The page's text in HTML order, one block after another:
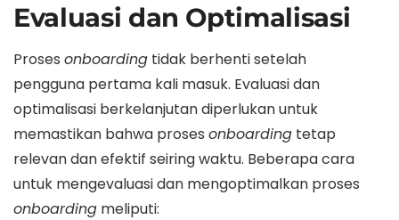
Evaluasi dan Optimalisasi
Proses onboarding tidak berhenti setelah
pengguna pertama kali masuk. Evaluasi dan
optimalisasi berkelanjutan diperlukan untuk
memastikan bahwa proses onboarding tetap
relevan dan efektif seiring waktu. Beberapa cara
untuk mengevaluasi dan mengoptimalkan proses
onboarding meliputi: